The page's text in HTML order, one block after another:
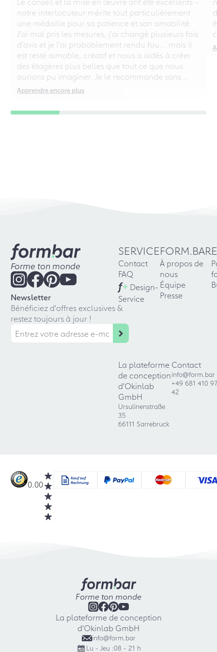
notre interlocuteur mérite tout particulièrement
une médaille pour sa patience et son amabilité.
J'ai mal pris les mesures, j'ai changé plusieurs fois
d'avis et je l'ai probablement rendu fou... mais il
est resté aimable, créatif et nous a aidés à créer
des étagères plus belles que tout ce que nous
aurions pu imaginer. Je le recommande sans
réserve, même aux perfectionnistes chaotiques !
Apprendre encore plus
Forme ton monde
Newsletter
Bénéficiez d'offres exclusives &
restez toujours à jour !
SERVICE
Contact
FAQ
f+ Design-
Service
FORM.BAR
À propos de
nous
Équipe
Presse
La plateforme
de conception
d'Okinlab
GmbH
Ursulinenstraße
35
66111 Sarrebruck
Contact
info@form.bar
+49 681 410
42
0.00
Forme ton monde
La plateforme de conception
d'Okinlab GmbH
info@form.bar
Lu - Jeu :08 - 21 h